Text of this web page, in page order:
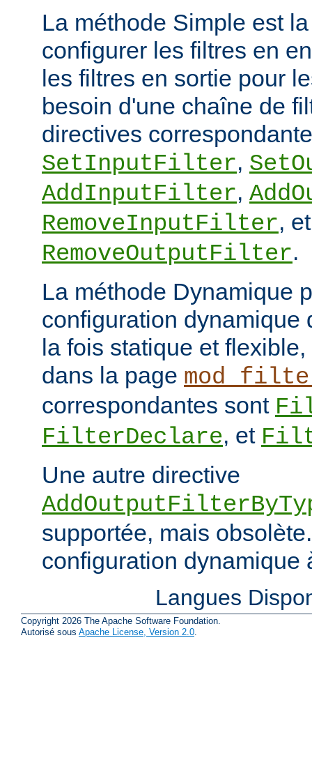
La méthode Simple est
configurer les filtres en
les filtres en sortie pour
besoin d'une chaîne de
directives
SetInputFilter,
AddInputFilter,
RemoveInputFilter, et
RemoveOutputFilter.
La méthode Dynamique
configuration dynamique
la fois statique et
dans la page
correspondantes sont
FilterDeclare, et
Une autre directive
supportée, mais
configuration dynamique
Langues
Copyright 2026 The Apache Software Foundation.
Autorisé sous Apache License, Version 2.0.